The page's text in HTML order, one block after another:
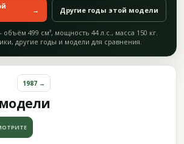
→ Другие годы этой модели
объём 499 см³, мощность 44 л.с., масса 150 кг.
другие годы и модели для сравнения.
1987 →